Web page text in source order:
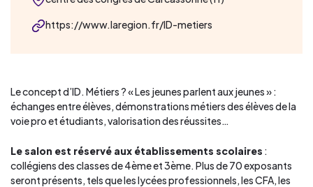
https://www.laregion.fr/ID-metiers
Le concept d’ID. Métiers ? « Les jeunes parlent aux jeunes » :
échanges entre élèves, démonstrations métiers des élèves de la
voie pro et étudiants, valorisation des réussites…
Le salon est réservé aux établissements scolaires :
collégiens des classes de 4ème et 3ème. Plus de 70 exposants
seront présents, tels que les lycées professionnels, les CFA, les